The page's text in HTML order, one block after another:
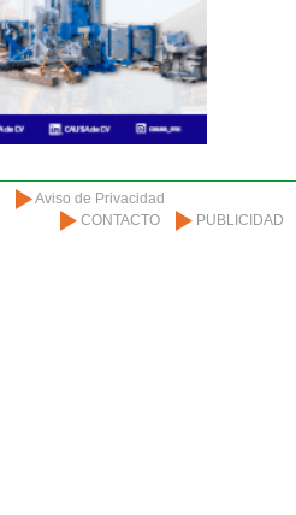
Aviso de Privacidad
CONTACTO
PUBLICIDAD